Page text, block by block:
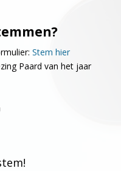
Stem hier
Paard van het jaar